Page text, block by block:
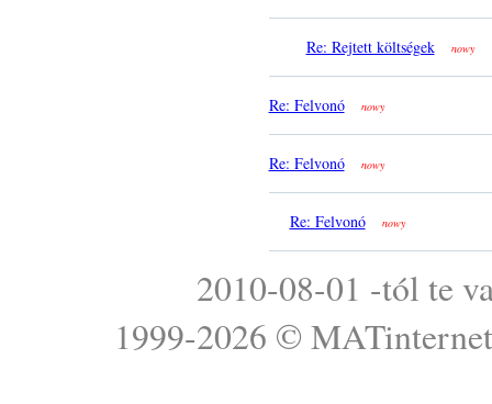
Re: Rejtett költségek nowy
Re: Felvonó nowy
Re: Felvonó nowy
Re: Felvonó nowy
2010-08-01 -tól te
1999-2026 © MATinternet